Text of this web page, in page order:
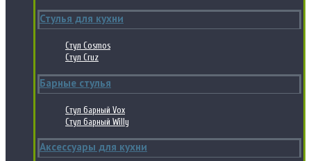
Стулья для кухни
Стул Cosmos
Стул Cruz
Барные стулья
Стул барный Vox
Стул барный Willy
Аксессуары для кухни